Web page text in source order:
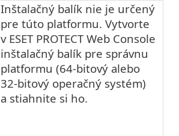
Inštalačný balík nie je určený
pre túto platformu. Vytvorte
v ESET PROTECT Web Console
inštalačný balík pre správnu
platformu (64‑bitový alebo
32‑bitový operačný systém)
a stiahnite si ho.